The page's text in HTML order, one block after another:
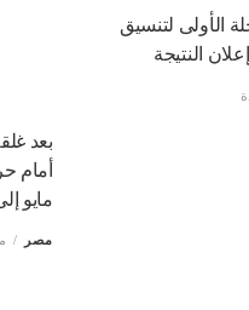
الأولى لتنسيق
مايو
مصر